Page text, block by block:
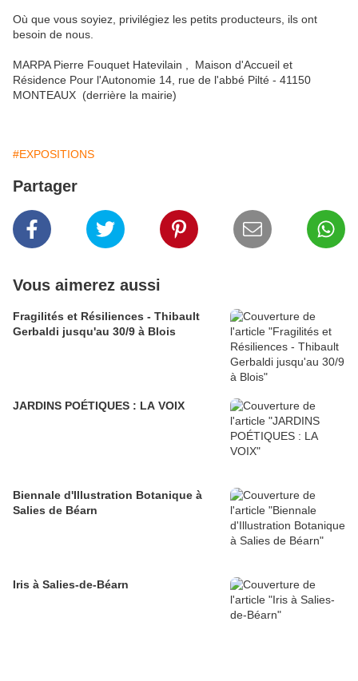
Où que vous soyiez, privilégiez les petits producteurs, ils ont
besoin de nous.
MARPA Pierre Fouquet Hatevilain , Maison d'Accueil et
Résidence Pour l'Autonomie 14, rue de l'abbé Pilté - 41150
MONTEAUX (derrière la mairie)
#EXPOSITIONS
Partager
Vous aimerez aussi
Fragilités et Résiliences - Thibault
Gerbaldi jusqu'au 30/9 à Blois
JARDINS POÉTIQUES : LA VOIX
Biennale d'Illustration Botanique à
Salies de Béarn
Iris à Salies-de-Béarn